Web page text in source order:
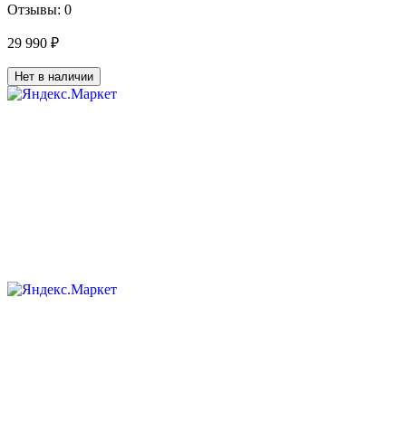
Отзывы: 0
29 990 ₽
Нет в наличии